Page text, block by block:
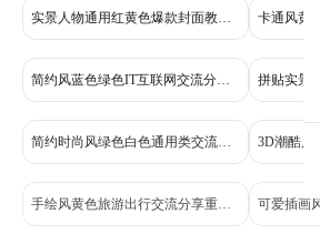
实景人物通用红黄色爆款封面教程干货分享竖版视频封面
简约风蓝色绿色IT互联网交流分享封面怎么做才能爆小红书封面
简约时尚风绿色白色通用类交流分享爆款封面标题小红书封面
手绘风黄色旅游出行交流分享重庆旅游路线小红书封面